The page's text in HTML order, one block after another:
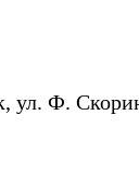
ул. Ф.